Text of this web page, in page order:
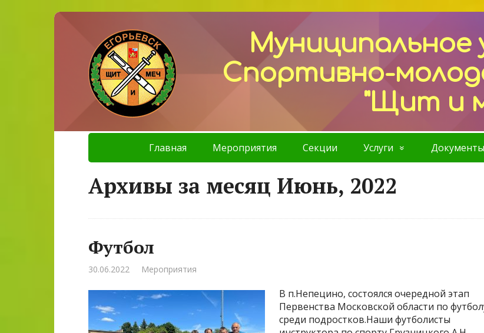
Муниципальное
Спортивно-
"Щит и
Главная Мероприятия Секции Услуги Документы
Архивы за месяц Июнь, 2022
Футбол
30.06.2022 Мероприятия
В п.Непецино, состоялся очередной этап
Первенства Московской области по
среди подростков.Наши футболисты